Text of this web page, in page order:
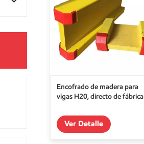
Encofrado de madera para
vigas H20, directo de fábrica
Ver Detalle